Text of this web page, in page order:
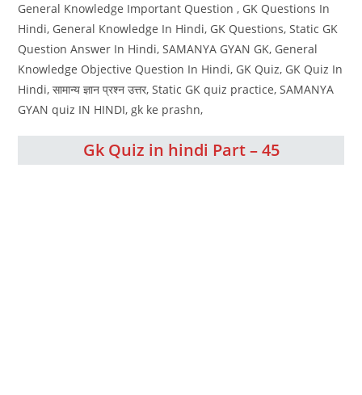
General Knowledge Important Question , GK Questions In
Hindi, General Knowledge In Hindi, GK Questions, Static GK
Question Answer In Hindi, SAMANYA GYAN GK, General
Knowledge Objective Question In Hindi, GK Quiz, GK Quiz In
Hindi, सामान्य ज्ञान प्रश्न उत्तर, Static GK quiz practice, SAMANYA
GYAN quiz IN HINDI, gk ke prashn,
Gk Quiz in hindi Part – 45